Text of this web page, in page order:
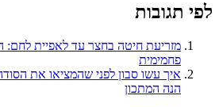
לפי תגובות
מזריעת חיטה בחצר עד לאפיית לחם:
פחמימית
איך עשו סבון לפני שהמציאו את
הנה המתכון